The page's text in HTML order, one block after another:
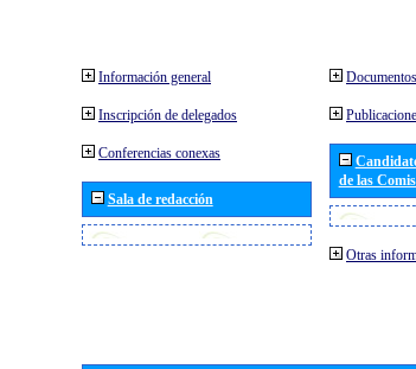
Información general
Inscripción de delegados
Conferencias conexas
Sala de redacción
Documentos
de las
Otras